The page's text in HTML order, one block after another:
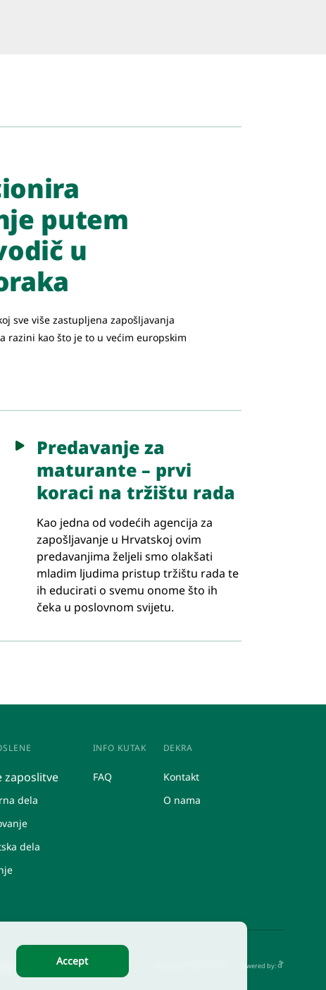
putem
u
sve više zastupljena zapošljavanja
razini kao što je to u većim europskim
Predavanje za
maturante – prvi
koraci na tržištu rada
Kao jedna od vodećih agencija za
zapošljavanje u Hrvatskoj ovim
predavanjima željeli smo olakšati
mladim ljudima pristup tržištu rada te
ih educirati o svemu onome što ih
čeka u poslovnom svijetu.
zaposlitve
dela
dela
INFO KUTAK
FAQ
DEKRA
Kontakt
O nama
Powered by:
Accept